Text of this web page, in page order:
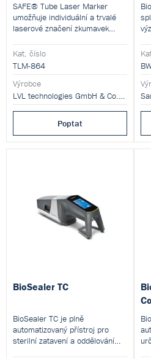
SAFE® Tube Laser Marker
umožňuje individuální a trvalé
laserové značení zkumavek
spolehlivě a bez použití etiket.
Zajišťuje vysokou čitelnost kódů
a výrazně zvyšuje
sledovatelnost i bezpečnost
vzorků.
Kat. číslo
TLM-864
Výrobce
LVL technologies GmbH & Co.KG
Poptat
i
se
BioSealer TC
BioSealer TC je plně
automatizovaný přístroj pro
sterilní zatavení a oddělování